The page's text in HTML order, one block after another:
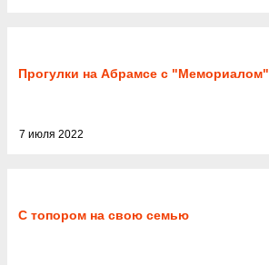
Прогулки на Абрамсе с "Мемориалом"
7 июля 2022
С топором на свою семью